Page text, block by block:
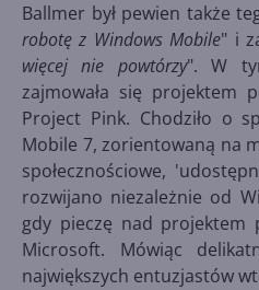
Ballmer był pewien także
robotę z Windows Mobile" i
więcej nie powtórzy". W
zajmowała się projektem
Project Pink. Chodziło o
Mobile 7, zorientowaną na
społecznościowe,
rozwijano niezależnie od
gdy pieczę nad projektem
Microsoft. Mówiąc
największych entuzjastów